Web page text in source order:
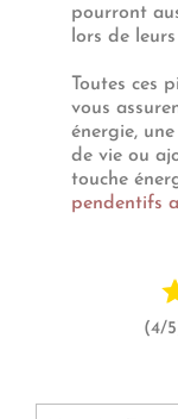
pourront
lors de
Toutes ces
vous
énergie, une
de vie ou
touche
pendentifs
(4/